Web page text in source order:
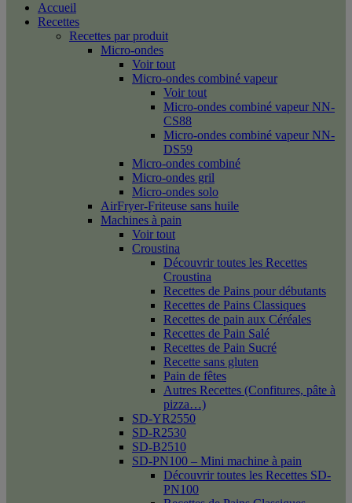
Accueil
Recettes
Recettes par produit
Micro-ondes
Voir tout
Micro-ondes combiné vapeur
Voir tout
Micro-ondes combiné vapeur NN-
CS88
Micro-ondes combiné vapeur NN-
DS59
Micro-ondes combiné
Micro-ondes gril
Micro-ondes solo
AirFryer-Friteuse sans huile
Machines à pain
Voir tout
Croustina
Découvrir toutes les Recettes
Croustina
Recettes de Pains pour débutants
Recettes de Pains Classiques
Recettes de pain aux Céréales
Recettes de Pain Salé
Recettes de Pain Sucré
Recette sans gluten
Pain de fêtes
Autres Recettes (Confitures, pâte à
pizza…)
SD-YR2550
SD-R2530
SD-B2510
SD-PN100 – Mini machine à pain
Découvrir toutes les Recettes SD-
PN100